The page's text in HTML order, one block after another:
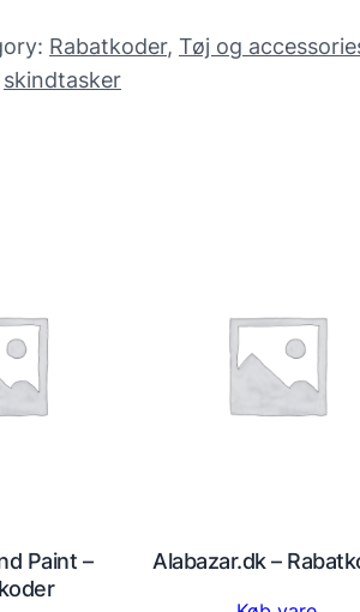
Rabatkoder, Tøj og
skindtasker
Paint –
Alabazar.dk –